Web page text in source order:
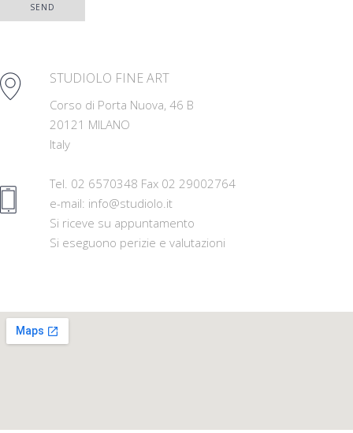
SEND
STUDIOLO FINE ART
Corso di Porta Nuova, 46 B
20121 MILANO
Italy
Tel. 02 6570348 Fax 02 29002764
e-mail: info@studiolo.it
Si riceve su appuntamento
Si eseguono perizie e valutazioni